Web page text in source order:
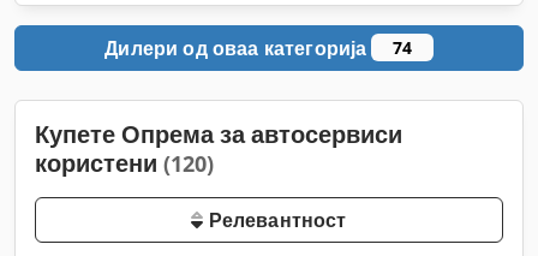
Дилери од оваа категорија 74
Купете Опрема за автосервиси
користени (120)
Релевантност